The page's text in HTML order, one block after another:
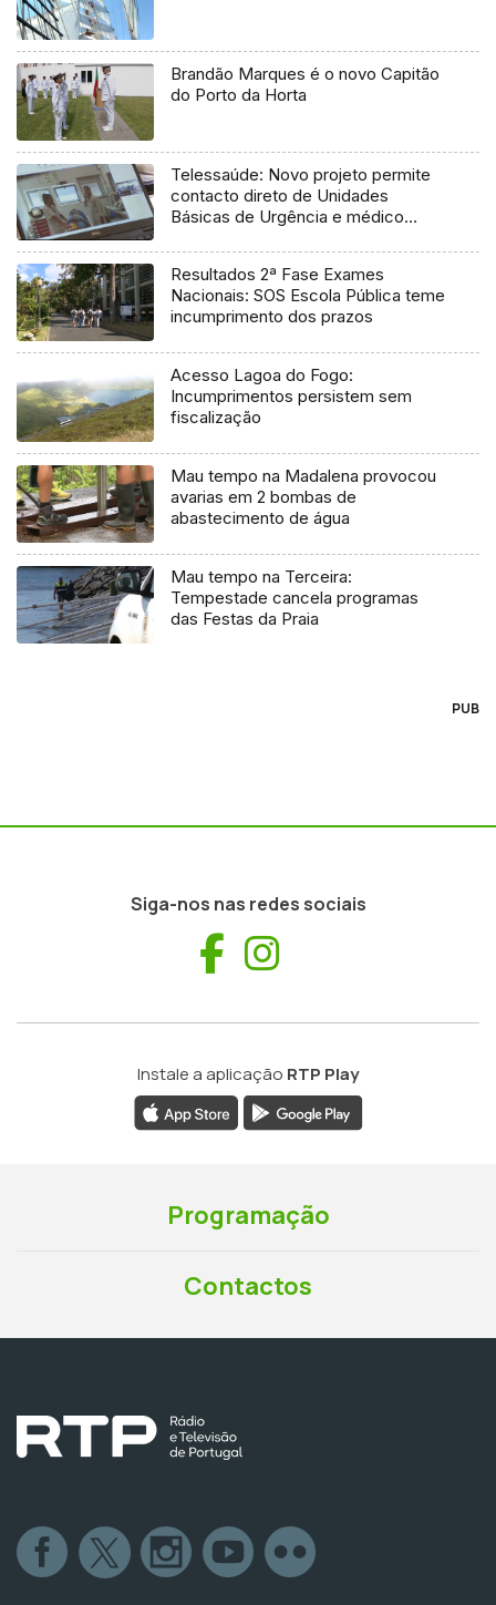
Brandão Marques é o novo Capitão
do Porto da Horta
Telessaúde: Novo projeto permite
contacto direto de Unidades
Básicas de Urgência e médico
Resultados 2ª Fase Exames
Nacionais: SOS Escola Pública teme
incumprimento dos prazos
Acesso Lagoa do Fogo:
Incumprimentos persistem sem
fiscalização
Mau tempo na Madalena provocou
avarias em 2 bombas de
abastecimento de água
Mau tempo na Terceira:
Tempestade cancela programas
das Festas da Praia
PUB
Siga-nos nas redes sociais
Facebook
Instale a aplicação RTP Play
Programação
Contactos